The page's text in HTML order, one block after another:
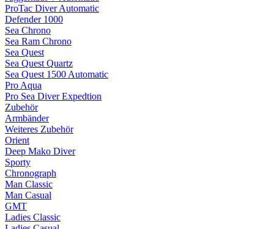
ProTac Diver Automatic
Defender 1000
Sea Chrono
Sea Ram Chrono
Sea Quest
Sea Quest Quartz
Sea Quest 1500 Automatic
Pro Aqua
Pro Sea Diver Expedtion
Zubehör
Armbänder
Weiteres Zubehör
Orient
Deep Mako Diver
Sporty
Chronograph
Man Classic
Man Casual
GMT
Ladies Classic